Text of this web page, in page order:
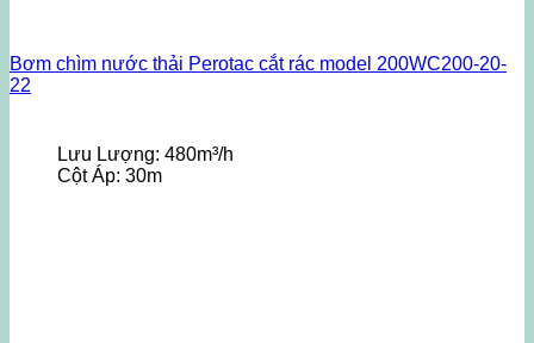
Bơm chìm nước thải Perotac cắt rác model 200WC200-20-
22
Lưu Lượng: 480m³/h
Cột Áp: 30m